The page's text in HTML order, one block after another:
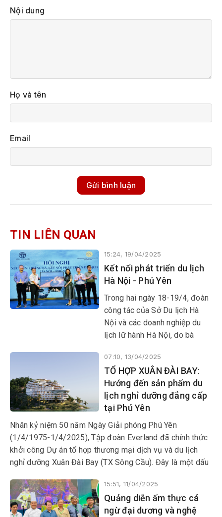
Nội dung
Họ và tên
Email
Gửi bình luận
TIN LIÊN QUAN
15:24, 19/04/2025
Kết nối phát triển du lịch
Hà Nội - Phú Yên
Trong hai ngày 18-19/4, đoàn
công tác của Sở Du lịch Hà
Nội và các doanh nghiệp du
lịch lữ hành Hà Nội, do bà
sở, làm trưởng đoàn đã có
chuyến tham quan khảo sát
điểm đến, sản phẩm du lịch và
hội nghị liên kết phát triển du
lịch giữa hai địa phương.
07:10, 13/04/2025
TỔ HỢP XUÂN ĐÀI BAY:
Hướng đến sản phẩm du
lịch nghỉ dưỡng đẳng cấp
tại Phú Yên
​​​​​​​Nhân kỷ niệm 50 năm Ngày Giải phóng Phú Yên
(1/4/1975-1/4/2025), Tập đoàn Everland đã chính thức
khởi công Dự án tổ hợp thương mại dịch vụ và du lịch
nghỉ dưỡng Xuân Đài Bay (TX Sông Cầu). Đây là một dấu
trình đầu tư phát triển du lịch bền vững tại địa phương.
15:51, 11/04/2025
Quảng diễn ẩm thực cá
ngừ đại dương và nghệ